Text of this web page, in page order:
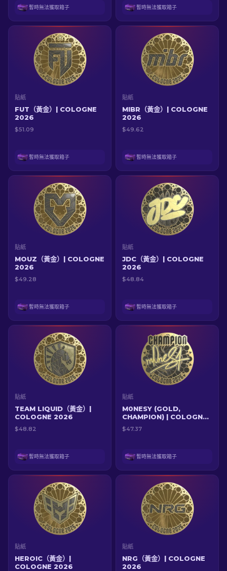
暫時無法獲取箱子 暫時無法獲取箱子
貼紙
FUT（黃金）| COLOGNE
2026
$51.09
暫時無法獲取箱子
貼紙
MIBR（黃金）| COLOGNE
2026
$49.62
暫時無法獲取箱子
貼紙
MOUZ（黃金）| COLOGNE
2026
$49.28
暫時無法獲取箱子
貼紙
JDC（黃金）| COLOGNE
2026
$48.84
暫時無法獲取箱子
貼紙
TEAM LIQUID（黃金）|
COLOGNE 2026
$48.82
暫時無法獲取箱子
貼紙
M0NESY (GOLD,
CHAMPION) | COLOGNE
2026
$47.37
暫時無法獲取箱子
貼紙
HEROIC（黃金）|
COLOGNE 2026
貼紙
NRG（黃金）| COLOGNE
2026